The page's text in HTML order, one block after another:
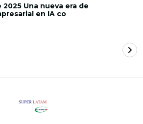
Una nueva era de
en IA co